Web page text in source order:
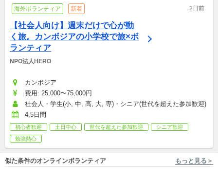
海外ボランティア 新着 2日前
【社会人向け】週末だけで心が動
く旅。カンボジアの小学校で旅×ボ
ランティア
NPO法人HERO
カンボジア
費用: 25,000〜75,000円
社会人・学生(小, 中, 高, 大, 専)・シニア(世代を超えた参加歓迎)
4,5日間
初心者歓迎 土日中心 世代を超えた参加歓迎
シニア歓迎
勉強熱心
似た条件のオンラインボランティア もっと見る＞